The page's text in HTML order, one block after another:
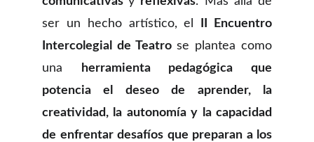
ser un hecho artístico, el
II Encuentro
Intercolegial de Teatrose plantea como
una
herramienta pedagógica que
potencia el deseo de aprender, la
creatividad, la autonomía y la capacidad
de enfrentar desafíos que preparan a los